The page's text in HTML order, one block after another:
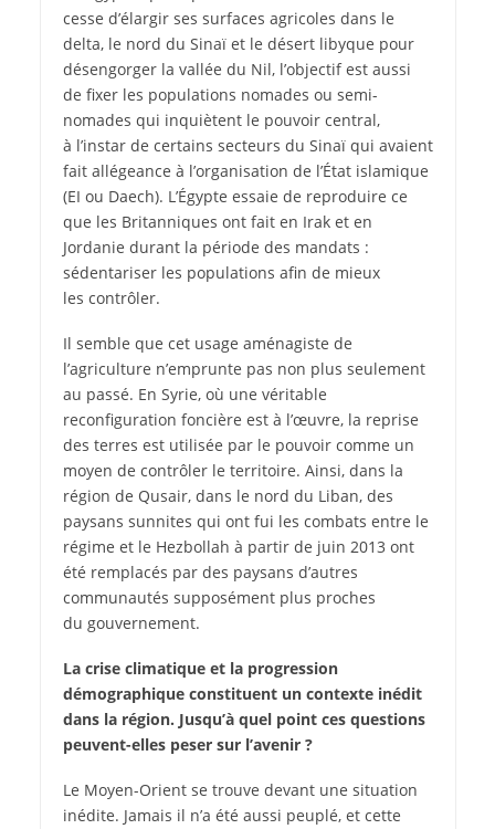
cesse d’élargir ses surfaces agricoles dans le
delta, le nord du Sinaï et le désert libyque pour
désengorger la vallée du Nil, l’objectif est aussi
de fixer les populations nomades ou semi-
nomades qui inquiètent le pouvoir central,
à l’instar de certains secteurs du Sinaï qui avaient
fait allégeance à l’organisation de l’État islamique
(EI ou Daech). L’Égypte essaie de reproduire ce
que les Britanniques ont fait en Irak et en
Jordanie durant la période des mandats :
sédentariser les populations afin de mieux
les contrôler.
Il semble que cet usage aménagiste de
l’agriculture n’emprunte pas non plus seulement
au passé. En Syrie, où une véritable
reconfiguration foncière est à l’œuvre, la reprise
des terres est utilisée par le pouvoir comme un
moyen de contrôler le territoire. Ainsi, dans la
région de Qusair, dans le nord du Liban, des
paysans sunnites qui ont fui les combats entre le
régime et le Hezbollah à partir de juin 2013 ont
été remplacés par des paysans d’autres
communautés supposément plus proches
du gouvernement.
La crise climatique et la progression
démographique constituent un contexte inédit
dans la région. Jusqu’à quel point ces questions
peuvent-elles peser sur l’avenir ?
Le Moyen-Orient se trouve devant une situation
inédite. Jamais il n’a été aussi peuplé, et cette